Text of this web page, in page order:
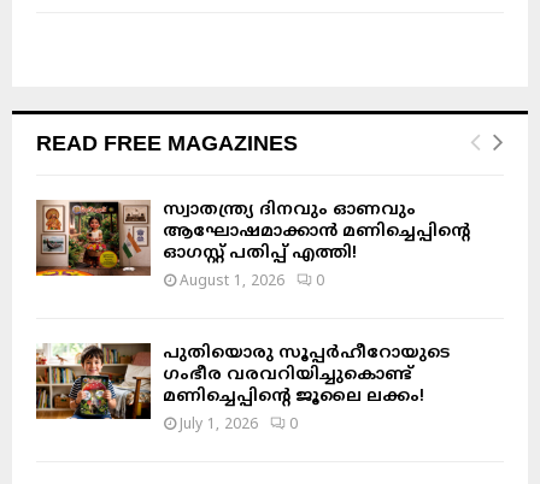
READ FREE MAGAZINES
സ്വാതന്ത്ര്യ ദിനവും ഓണവും
ആഘോഷമാക്കാൻ മണിച്ചെപ്പിന്റെ
ഓഗസ്റ്റ് പതിപ്പ് എത്തി!
August 1, 2026 0
പുതിയൊരു സൂപ്പർഹീറോയുടെ
ഗംഭീര വരവറിയിച്ചുകൊണ്ട്
മണിച്ചെപ്പിന്റെ ജൂലൈ ലക്കം!
July 1, 2026 0